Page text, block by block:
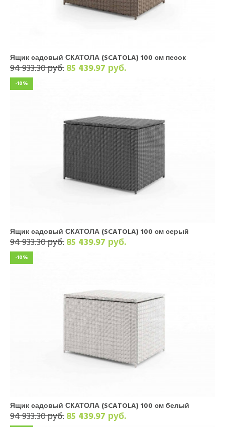
Ящик садовый СКАТОЛА (SCATOLA) 100 см песок
94 933.30 руб.85 439.97 руб.
-10%
Ящик садовый СКАТОЛА (SCATOLA) 100 см серый
94 933.30 руб.85 439.97 руб.
-10%
Ящик садовый СКАТОЛА (SCATOLA) 100 см белый
94 933.30 руб.85 439.97 руб.